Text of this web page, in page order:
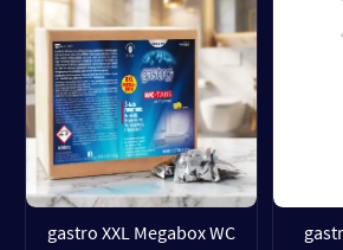
gastro XXL Megabox WC